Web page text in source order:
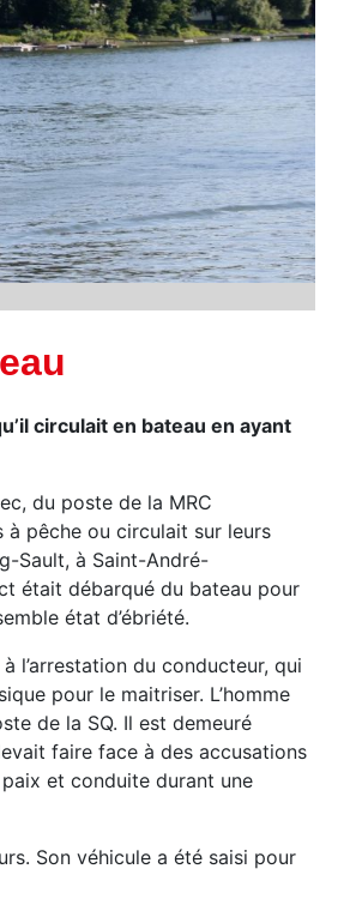
circulait en bateau en ayant
du poste de la MRC
à pêche ou circulait sur leurs
Sault, à Saint-André-
était débarqué du bateau pour
état d’ébriété.
l’arrestation du conducteur, qui
pour le maitriser. L’homme
de la SQ. Il est demeuré
faire face à des accusations
et conduite durant une
Son véhicule a été saisi pour